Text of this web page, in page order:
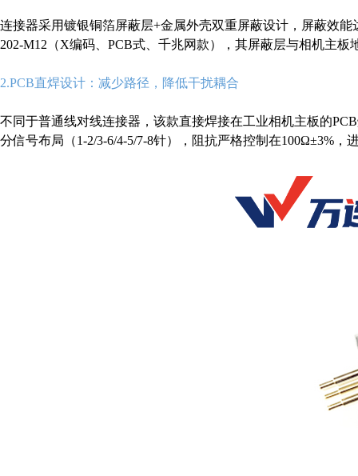
连接器采用镀银铜箔屏蔽层+金属外壳双重屏蔽设计，屏蔽效
202-M12（X编码、PCB式、千兆网款），其屏蔽层与相机主
2.PCB直焊设计：减少路径，降低干扰耦合
不同于普通线对线连接器，该款直接焊接在工业相机主板的
分信号布局（1-2/3-6/4-5/7-8针），阻抗严格控制在100Ω±3%